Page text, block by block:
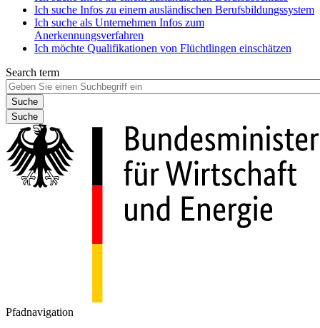
Ich suche Infos zu einem ausländischen Berufsbildungssystem
Ich suche als Unternehmen Infos zum
Anerkennungsverfahren
Ich möchte Qualifikationen von Flüchtlingen einschätzen
Search term
Suche
Pfadnavigation